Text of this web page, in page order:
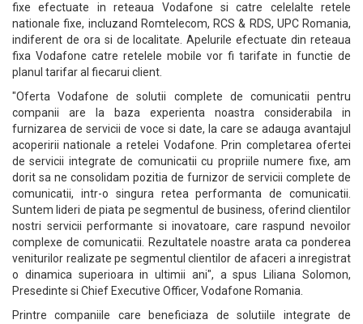
fixe efectuate in reteaua Vodafone si catre celelalte retele
nationale fixe, incluzand Romtelecom, RCS & RDS, UPC Romania,
indiferent de ora si de localitate. Apelurile efectuate din reteaua
fixa Vodafone catre retelele mobile vor fi tarifate in functie de
planul tarifar al fiecarui client.
"Oferta Vodafone de solutii complete de comunicatii pentru
companii are la baza experienta noastra considerabila in
furnizarea de servicii de voce si date, la care se adauga avantajul
acoperirii nationale a retelei Vodafone. Prin completarea ofertei
de servicii integrate de comunicatii cu propriile numere fixe, am
dorit sa ne consolidam pozitia de furnizor de servicii complete de
comunicatii, intr-o singura retea performanta de comunicatii.
Suntem lideri de piata pe segmentul de business, oferind clientilor
nostri servicii performante si inovatoare, care raspund nevoilor
complexe de comunicatii. Rezultatele noastre arata ca ponderea
veniturilor realizate pe segmentul clientilor de afaceri a inregistrat
o dinamica superioara in ultimii ani", a spus Liliana Solomon,
Presedinte si Chief Executive Officer, Vodafone Romania.
Printre companiile care beneficiaza de solutiile integrate de